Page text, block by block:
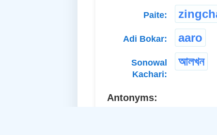
Paite:
Adi Bokar: aaro
Sonowal
Kachari:
আলখন
Antonyms: